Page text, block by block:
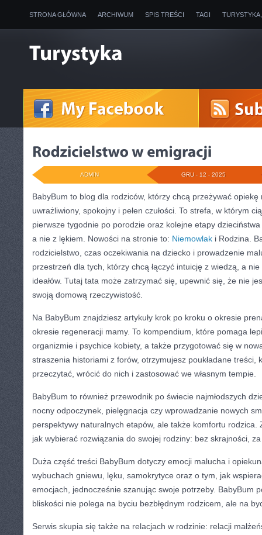
STRONA GŁÓWNA ARCHIWUM SPIS TREŚCI TAGI
GRU - 12 - 2025
ADMIN
BabyBum to blog dla rodziców, którzy chcą przeżywać
uwrażliwiony, spokojny i pełen czułości. To strefa, w którym
pierwsze tygodnie po porodzie oraz kolejne etapy
a nie z lękiem. Nowości na stronie to: Niemowlak i Rodzina.
rodzicielstwo, czas oczekiwania na dziecko i prowadzenie
przestrzeń dla tych, którzy chcą łączyć intuicję z wiedzą, a
ideałów. Tutaj tata może zatrzymać się, upewnić się, że nie
swoją domową rzeczywistość.
Na BabyBum znajdziesz artykuły krok po kroku o okresie
okresie regeneracji mamy. To kompendium, które pomaga
organizmie i psychice kobiety, a także przygotować się w
straszenia historiami z forów, otrzymujesz poukładane treści,
przeczytać, wrócić do nich i zastosować we własnym tempie.
BabyBum to również przewodnik po świecie najmłodszych
nocny odpoczynek, pielęgnacja czy wprowadzanie nowych
perspektywy naturalnych etapów, ale także komfortu rodzica.
jak wybierać rozwiązania do swojej rodziny: bez skrajności,
Duża część treści BabyBum dotyczy emocji malucha i
wybuchach gniewu, lęku, samokrytyce oraz o tym, jak
emocjach, jednocześnie szanując swoje potrzeby. BabyBum
bliskości nie polega na byciu bezbłędnym rodzicem, ale na
Serwis skupia się także na relacjach w rodzinie: relacji